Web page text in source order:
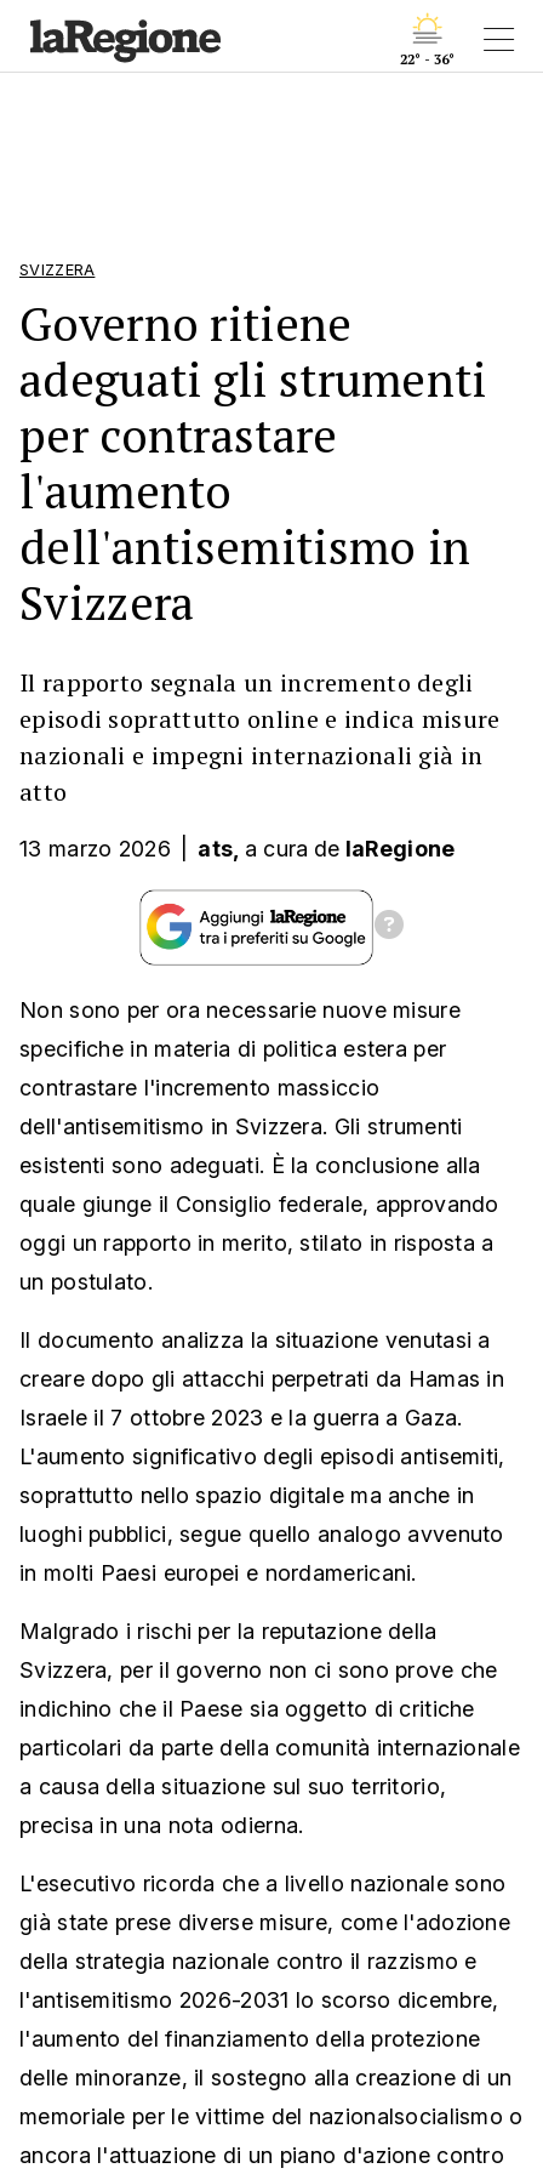
22° - 36°
SVIZZERA
Governo ritiene
adeguati gli strumenti
per contrastare
l'aumento
dell'antisemitismo in
Svizzera
Il rapporto segnala un incremento degli
episodi soprattutto online e indica misure
nazionali e impegni internazionali già in
atto
13 marzo 2026 ats, a cura de laRegione
Non sono per ora necessarie nuove misure
specifiche in materia di politica estera per
contrastare l'incremento massiccio
dell'antisemitismo in Svizzera. Gli strumenti
esistenti sono adeguati. È la conclusione alla
quale giunge il Consiglio federale, approvando
oggi un rapporto in merito, stilato in risposta a
un postulato.
Il documento analizza la situazione venutasi a
creare dopo gli attacchi perpetrati da Hamas in
Israele il 7 ottobre 2023 e la guerra a Gaza.
L'aumento significativo degli episodi antisemiti,
soprattutto nello spazio digitale ma anche in
luoghi pubblici, segue quello analogo avvenuto
in molti Paesi europei e nordamericani.
Malgrado i rischi per la reputazione della
Svizzera, per il governo non ci sono prove che
indichino che il Paese sia oggetto di critiche
particolari da parte della comunità internazionale
a causa della situazione sul suo territorio,
precisa in una nota odierna.
L'esecutivo ricorda che a livello nazionale sono
già state prese diverse misure, come l'adozione
della strategia nazionale contro il razzismo e
l'antisemitismo 2026-2031 lo scorso dicembre,
l'aumento del finanziamento della protezione
delle minoranze, il sostegno alla creazione di un
memoriale per le vittime del nazionalsocialismo o
ancora l'attuazione di un piano d'azione contro